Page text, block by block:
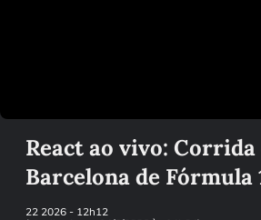
React ao vivo: Corrida
Barcelona de Fórmula
22 2026- 12h12